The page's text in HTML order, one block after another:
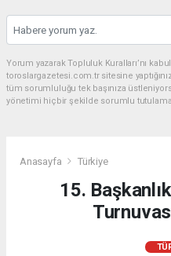
Yorum yazarak Topluluk Kuralları’nı
toroslargazetesi.com.tr sitesine
tüm sorumluluğu tek başınıza
yönetimi hiçbir şekilde sorumlu
Anasayfa Türkiye
15.